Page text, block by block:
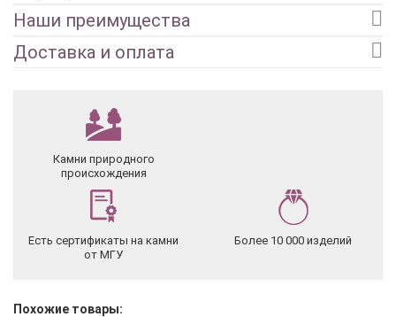
Наши преимущества
Доставка и оплата
Камни природного
происхождения
Есть сертификаты на камни
от МГУ
Более 10 000 изделий
Похожие товары: